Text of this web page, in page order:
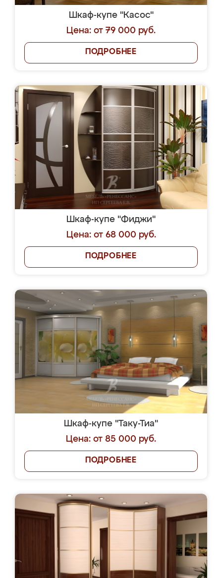
Шкаф-купе "Касос"
Цена: от 79 000 руб.
ПОДРОБНЕЕ
Шкаф-купе "Фиджи"
Цена: от 68 000 руб.
ПОДРОБНЕЕ
Шкаф-купе "Таку-Тиа"
Цена: от 85 000 руб.
ПОДРОБНЕЕ